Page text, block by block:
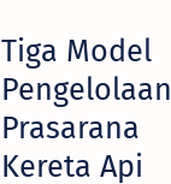
Tiga Model
Pengelolaan
Prasarana
Kereta Api